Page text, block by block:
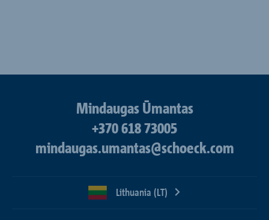
Mindaugas Ūmantas
+370 618 73005
mindaugas.umantas@schoeck.com
Lithuania (LT)